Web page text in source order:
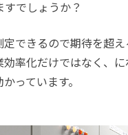
でしょうか？
できるので期待を超
率化だけではなく、
っています。